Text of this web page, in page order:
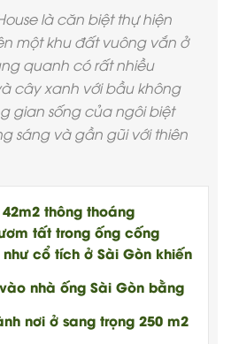
là căn biệt thự hiện
một khu đất vuông vắn ở
quanh có rất nhiều
cây xanh với bầu không
gian sống của ngôi biệt
sáng và gần gũi với thiên
thông thoáng
tất trong ống cống
cổ tích ở Sài Gòn khiến
nhà ống Sài Gòn bằng
nơi ở sang trọng 250 m2